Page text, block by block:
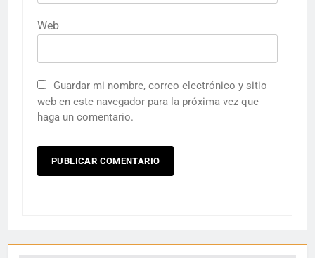
Web
Guardar mi nombre, correo electrónico y sitio
web en este navegador para la próxima vez que
haga un comentario.